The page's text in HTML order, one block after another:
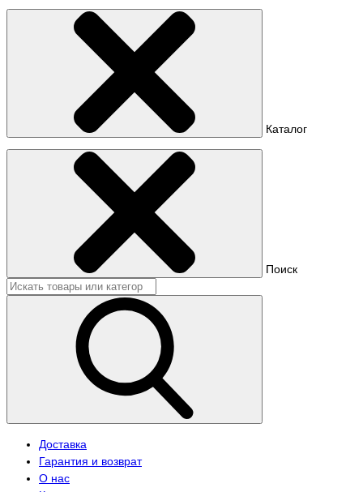
Каталог
Поиск
Доставка
Гарантия и возврат
О нас